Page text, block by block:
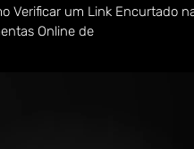
Verificar um Link Encurtado
Online de